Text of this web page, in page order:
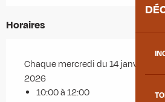
Horaires
Chaque mercredi du 14 janvier
2026
10:00 à 12:00